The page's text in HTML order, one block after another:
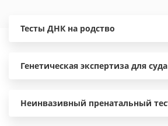
Тесты ДНК на родство
Генетическая экспертиза для суда
Неинвазивный пренатальный